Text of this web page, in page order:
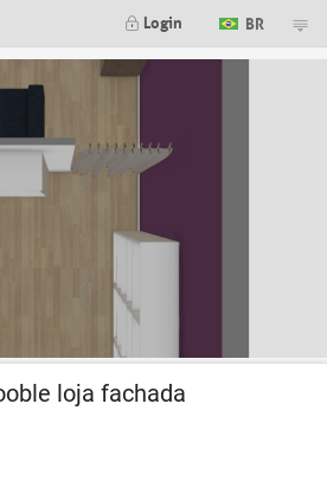
Login BR
loja fachada